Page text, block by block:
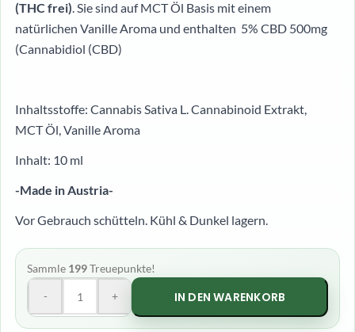
(THC frei). Sie sind auf MCT Öl Basis mit einem
natürlichen Vanille Aroma und enthalten 5% CBD 500mg
(Cannabidiol (CBD)
Inhaltsstoffe: Cannabis Sativa L. Cannabinoid Extrakt,
MCT Öl, Vanille Aroma
Inhalt: 10 ml
-Made in Austria-
Vor Gebrauch schütteln. Kühl & Dunkel lagern.
Sammle 199Treuepunkte!
- + IN DEN WARENKORB